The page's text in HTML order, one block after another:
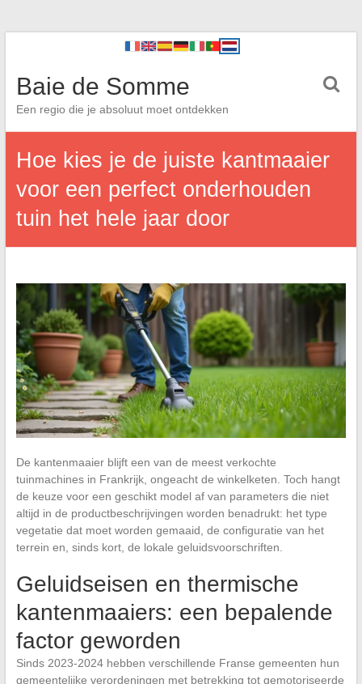
Baie de Somme
Een regio die je absoluut moet ontdekken
Hoe kies je de juiste kantmaaier
voor een perfect onderhouden
tuin het hele jaar door
De kantenmaaier blijft een van de meest verkochte
tuinmachines in Frankrijk, ongeacht de winkelketen. Toch hangt
de keuze voor een geschikt model af van parameters die niet
altijd in de productbeschrijvingen worden benadrukt: het type
vegetatie dat moet worden gemaaid, de configuratie van het
terrein en, sinds kort, de lokale geluidsvoorschriften.
Geluidseisen en thermische
kantenmaaiers: een bepalende
factor geworden
Sinds 2023-2024 hebben verschillende Franse gemeenten hun
gemeentelijke verordeningen met betrekking tot gemotoriseerde